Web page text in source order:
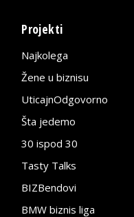
Projekti
Najkolega
Žene u biznisu
UticajnOdgovorno
Šta jedemo
30 ispod 30
Tasty Talks
BIZBendovi
BMW biznis liga